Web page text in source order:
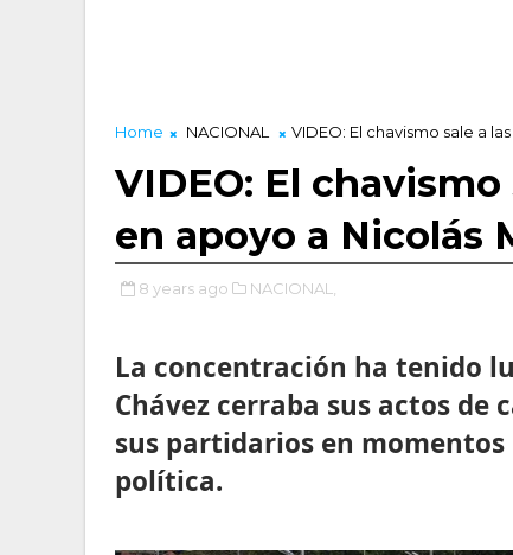
Home NACIONAL VIDEO: El chavismo sale a
VIDEO: El chavismo
en apoyo a Nicolás
8 years ago NACIONAL,
La concentración ha tenido
Chávez cerraba sus actos de
sus partidarios en
política.